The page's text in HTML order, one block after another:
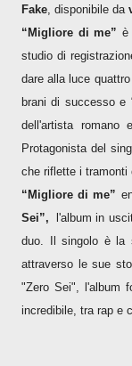
Fake, disponibile da
“Migliore di me” è
studio di
dare alla luce
brani di successo e
dell'artista romano
Protagonista del
che riflette i tramonti
“Migliore di me”
Sei”,
l'album in
duo. Il singolo è la
attraverso le sue
"Zero Sei", l'album
incredibile, tra rap e